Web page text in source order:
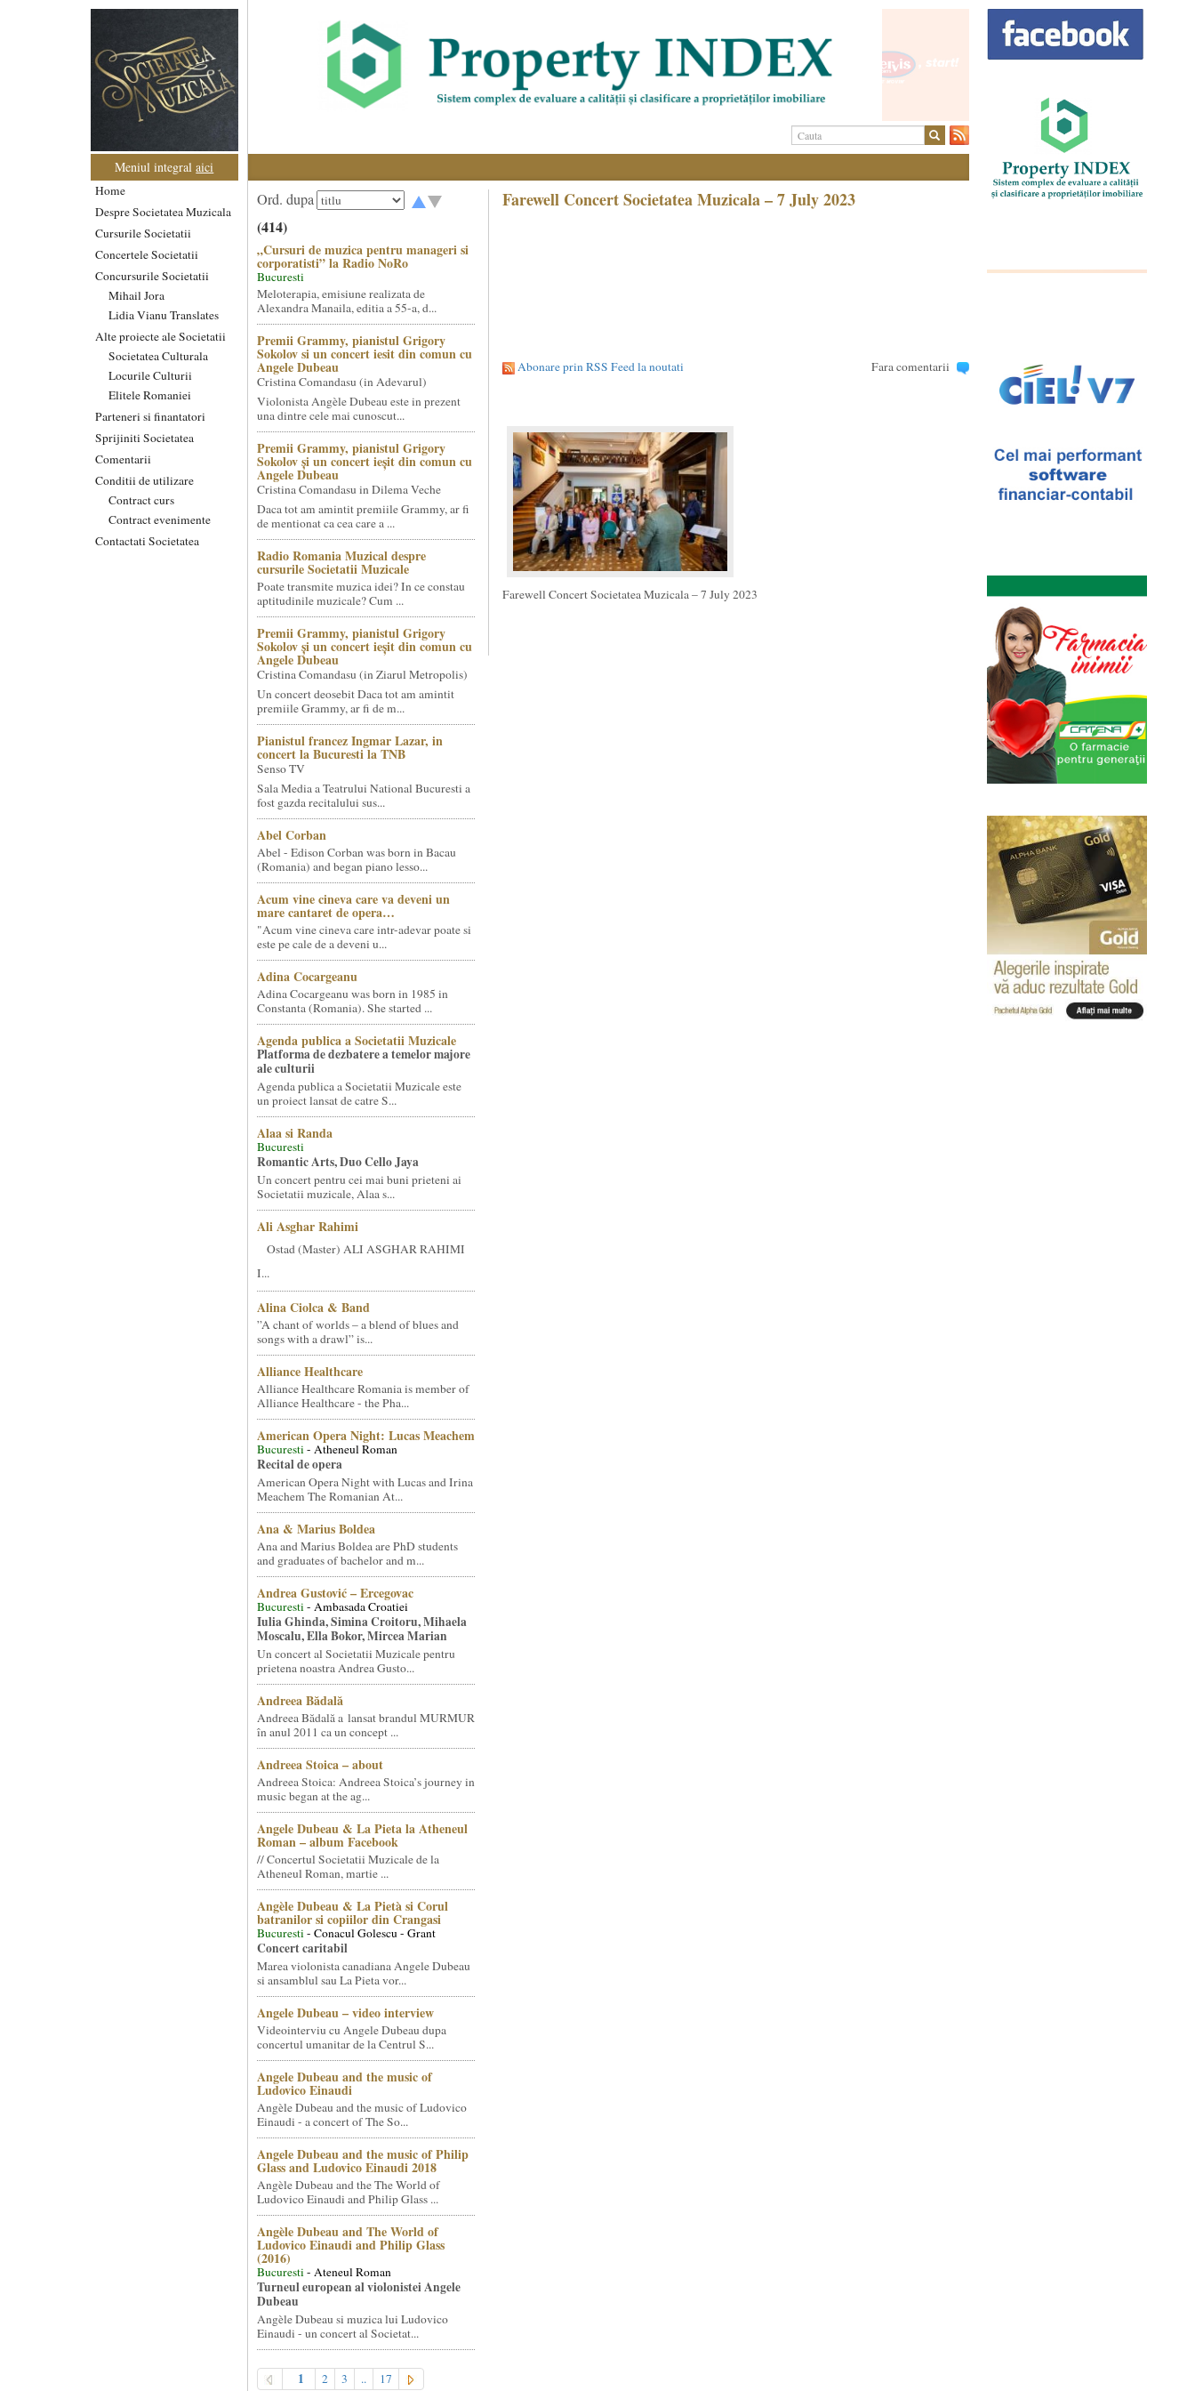
Meniul integralaici
Home
Despre Societatea Muzicala
Cursurile Societatii
Concertele Societatii
Concursurile Societatii
Mihail Jora
Lidia Vianu Translates
Alte proiecte ale Societatii
Societatea Culturala
Locurile Culturii
Elitele Romaniei
Parteneri si finantatori
Sprijiniti Societatea
Comentarii
Conditii de utilizare
Contract curs
Contract evenimente
Contactati Societatea
Ord. dupa
(414)
„Cursuri de muzica pentru manageri si
corporatisti” la Radio NoRo
Bucuresti
Meloterapia, emisiune realizata de
Alexandra Manaila, editia a 55-a, d...
Premii Grammy, pianistul Grigory
Sokolov si un concert iesit din comun cu
Angele Dubeau
Cristina Comandasu (in Adevarul)
Violonista Angèle Dubeau este in prezent
una dintre cele mai cunoscut...
Premii Grammy, pianistul Grigory
Sokolov și un concert ieșit din comun cu
Angele Dubeau
Cristina Comandasu in Dilema Veche
Daca tot am amintit premiile Grammy, ar fi
de mentionat ca cea care a ...
Radio Romania Muzical despre
cursurile Societatii Muzicale
Poate transmite muzica idei? In ce constau
aptitudinile muzicale? Cum ...
Premii Grammy, pianistul Grigory
Sokolov și un concert ieșit din comun cu
Angele Dubeau
Cristina Comandasu (in Ziarul Metropolis)
Un concert deosebit Daca tot am amintit
premiile Grammy, ar fi de m...
Pianistul francez Ingmar Lazar, in
concert la Bucuresti la TNB
Senso TV
Sala Media a Teatrului National Bucuresti a
fost gazda recitalului sus...
Abel Corban
Abel - Edison Corban was born in Bacau
(Romania) and began piano lesso...
Acum vine cineva care va deveni un
mare cantaret de opera…
"Acum vine cineva care intr-adevar poate si
este pe cale de a deveni u...
Adina Cocargeanu
Adina Cocargeanu was born in 1985 in
Constanta (Romania). She started ...
Agenda publica a Societatii Muzicale
Platforma de dezbatere a temelor majore
ale culturii
Agenda publica a Societatii Muzicale este
un proiect lansat de catre S...
Alaa si Randa
Bucuresti
Romantic Arts, Duo Cello Jaya
Un concert pentru cei mai buni prieteni ai
Societatii muzicale, Alaa s...
Ali Asghar Rahimi
Ostad (Master) ALI ASGHAR RAHIMI
I...
Alina Ciolca & Band
”A chant of worlds – a blend of blues and
songs with a drawl” is...
Alliance Healthcare
Alliance Healthcare Romania is member of
Alliance Healthcare - the Pha...
American Opera Night: Lucas Meachem
Bucuresti- Atheneul Roman
Recital de opera
American Opera Night with Lucas and Irina
Meachem The Romanian At...
Ana & Marius Boldea
Ana and Marius Boldea are PhD students
and graduates of bachelor and m...
Andrea Gustović – Ercegovac
Bucuresti- Ambasada Croatiei
Iulia Ghinda, Simina Croitoru, Mihaela
Moscalu, Ella Bokor, Mircea Marian
Un concert al Societatii Muzicale pentru
prietena noastra Andrea Gusto...
Andreea Bădală
Andreea Bădală a lansat brandul MURMUR
în anul 2011 ca un concept ...
Andreea Stoica – about
Andreea Stoica: Andreea Stoica’s journey in
music began at the ag...
Angele Dubeau & La Pieta la Atheneul
Roman – album Facebook
// Concertul Societatii Muzicale de la
Atheneul Roman, martie ...
Angèle Dubeau & La Pietà si Corul
batranilor si copiilor din Crangasi
Bucuresti- Conacul Golescu - Grant
Concert caritabil
Marea violonista canadiana Angele Dubeau
si ansamblul sau La Pieta vor...
Angele Dubeau – video interview
Videointerviu cu Angele Dubeau dupa
concertul umanitar de la Centrul S...
Angele Dubeau and the music of
Ludovico Einaudi
Angèle Dubeau and the music of Ludovico
Einaudi - a concert of The So...
Angele Dubeau and the music of Philip
Glass and Ludovico Einaudi 2018
Angèle Dubeau and the The World of
Ludovico Einaudi and Philip Glass ...
Angèle Dubeau and The World of
Ludovico Einaudi and Philip Glass
(2016)
Bucuresti- Ateneul Roman
Turneul european al violonistei Angele
Dubeau
Angèle Dubeau si muzica lui Ludovico
Einaudi - un concert al Societat...
1 2 3 .. 17
Farewell Concert Societatea Muzicala – 7 July 2023
Abonare prin RSS Feed la noutati Fara comentarii
Farewell Concert Societatea Muzicala – 7 July 2023